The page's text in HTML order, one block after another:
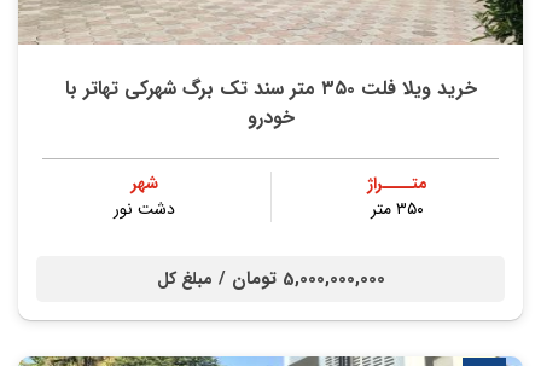
خرید ویلا فلت ۳۵۰ متر سند تک برگ شهرکی تهاتر با
خودرو
متــــراژ
۳۵۰ متر
شهر
دشت نور
5,000,000,000 تومان / مبلغ کل